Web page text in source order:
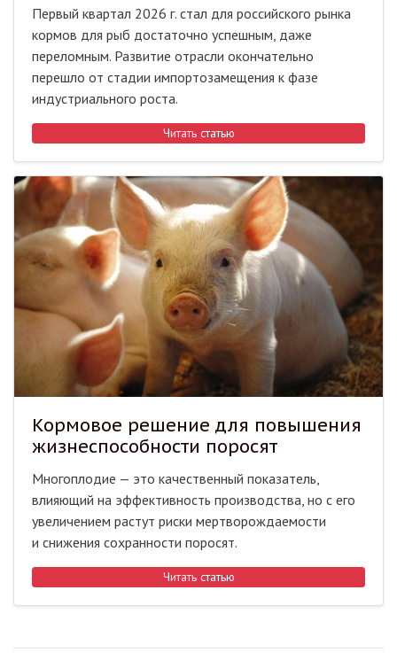
​​Первый квартал 2026 г. стал для российского рынка
кормов для рыб достаточно успешным, даже
переломным. Развитие отрасли окончательно
перешло от стадии импортозамещения к фазе
индустриального роста.
Читать статью
Кормовое решение для повышения
жизнеспособности поросят
Многоплодие — это качественный показатель,
влияющий на эффективность производства, но с его
увеличением растут риски мертворождаемости
и снижения сохранности поросят.
Читать статью